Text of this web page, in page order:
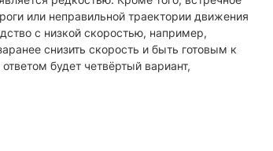
или неправильной траектории движения
с низкой скоростью, например,
снизить скорость и быть готовым к
будет четвёртый вариант,